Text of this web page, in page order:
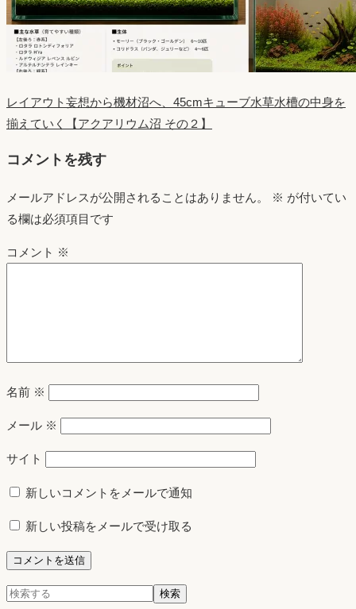
レイアウト妄想から機材沼へ、45cmキューブ水草水槽の中身を
揃えていく【アクアリウム沼 その２】
コメントを残す
メールアドレスが公開されることはありません。 ※ が付いてい
る欄は必須項目です
コメント ※
名前 ※
メール ※
サイト
新しいコメントをメールで通知
新しい投稿をメールで受け取る
検
検索